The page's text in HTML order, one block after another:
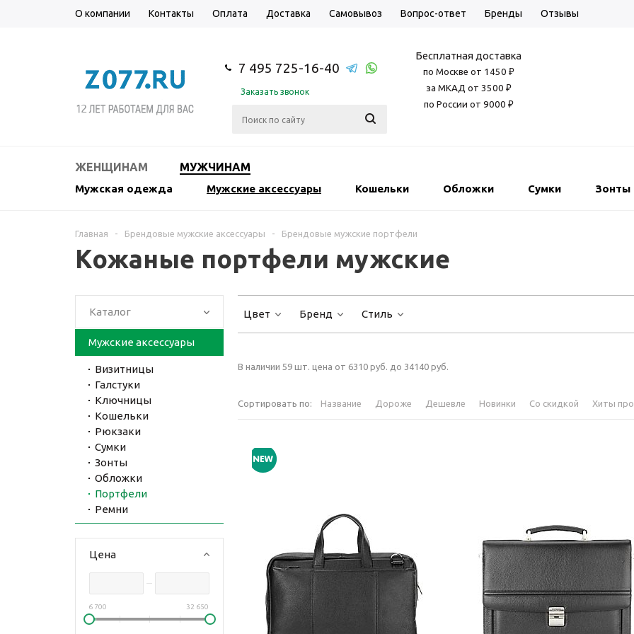
О компании Контакты Оплата Доставка Самовывоз Вопрос-ответ Бренды Отзывы
7 495 725-16-40
Заказать звонок
Бесплатная доставка
по Москве от 1450 ₽
за МКАД от 3500 ₽
по России от 9000 ₽
ЖЕНЩИНАМ МУЖЧИНАМ
Мужская одежда Мужские аксессуары Кошельки Обложки Сумки Зонты
Главная - Брендовые мужские аксессуары - Брендовые мужские портфели
Кожаные портфели мужские
Каталог
Мужские аксессуары
Визитницы
Галстуки
Ключницы
Кошельки
Рюкзаки
Сумки
Зонты
Обложки
Портфели
Ремни
Цена
6 700 32 650
Цвет Бренд Стиль
В наличии 59 шт. цена от 6310 руб. до 34140 руб.
Сортировать по: Название Дороже Дешевле Новинки Со скидкой Хиты